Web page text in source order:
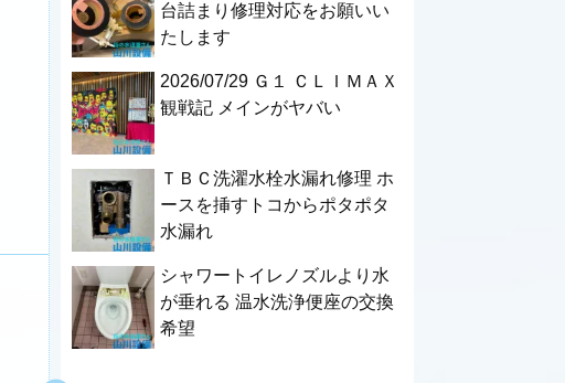
台詰まり修理対応をお願いい
たします
2026/07/29 Ｇ１ ＣＬＩＭＡＸ
観戦記 メインがヤバい
ＴＢＣ洗濯水栓水漏れ修理 ホ
ースを挿すトコからポタポタ
水漏れ
シャワートイレノズルより水
が垂れる 温水洗浄便座の交換
希望